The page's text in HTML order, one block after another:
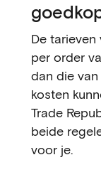
De
per order
dan die
kosten
Trade
beide
voor je.